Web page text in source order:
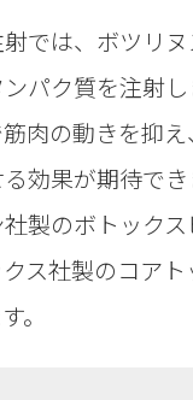
では、ボツリ
パク質を注射
肉の動きを抑
効果が期待で
製のボトック
ス社製のコア
。